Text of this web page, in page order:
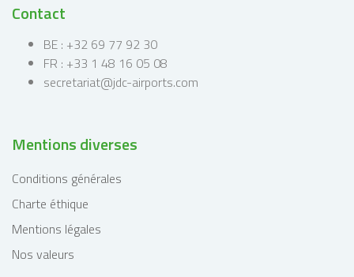
Contact
BE : +32 69 77 92 30
FR : +33 1 48 16 05 08
secretariat@jdc-airports.com
Mentions diverses
Conditions générales
Charte éthique
Mentions légales
Nos valeurs